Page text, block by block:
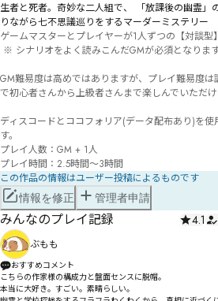
生者と死者。奇妙な二人組で、 「放課後の幽霊」
りながら七不思議巡りをするマーダーミステリー
ゲームマスターとプレイヤーが1人ずつの【対談型
GM難易度は高めではありますが、プレイ難易度
で初心者さんから上級者さんまで楽しんでいただ
ディスコードとココフォリア(データ配布あり)を
す。
プレイ人数：GM + 1人
プレイ時間：2.5時間～3時間
この作品の情報はユーザー投稿によるものです
情報を修正 管理者申請
みんなのプレイ記録 4.1
ぶもも
おすすめコメント
こちらの作家様の構成力と盤面センスに脱帽。
本当に大好き。すごい。素晴らしい。